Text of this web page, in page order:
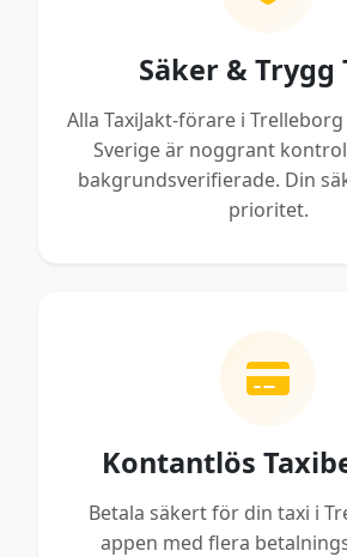
Säker & Trygg
Alla TaxiJakt-förare i
Sverige är noggrant
bakgrundsverifierade. Din
prioritet.
Kontantlös
Betala säkert för din taxi i
appen med flera